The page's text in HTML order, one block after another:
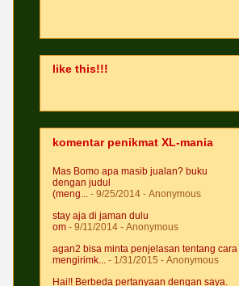
like this!!!
komentar penikmat XL-mania
Mas Bomo apa masib jualan? buku
dengan judul
(meng...
- 9/25/2014 - Anonymous
stay aja di jaman dulu
om - 9/11/2014 - Anonymous
agan2 bisa minta penjelasan tentang cara
mengirimk...
- 1/31/2015 - Anonymous
Hai!! Berbeda pertanyaan dengan saya.